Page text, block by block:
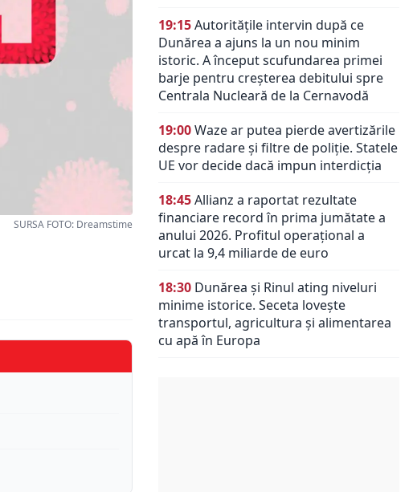
SURSA FOTO: Dreamstime
19:15Autoritățile intervin după ce
Dunărea a ajuns la un nou minim
istoric. A început scufundarea primei
barje pentru creșterea debitului spre
Centrala Nucleară de la Cernavodă
19:00Waze ar putea pierde avertizările
despre radare și filtre de poliție. Statele
UE vor decide dacă impun interdicția
18:45Allianz a raportat rezultate
financiare record în prima jumătate a
anului 2026. Profitul operațional a
urcat la 9,4 miliarde de euro
18:30 Dunărea și Rinul ating niveluri
minime istorice. Seceta lovește
transportul, agricultura și alimentarea
cu apă în Europa